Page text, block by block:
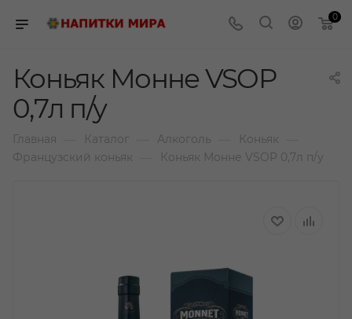
0
Коньяк Монне VSOP
0,7л п/у
Главная Каталог Алкоголь Коньяк
Французский коньяк Коньяк Монне VSOP 0,7л п/у